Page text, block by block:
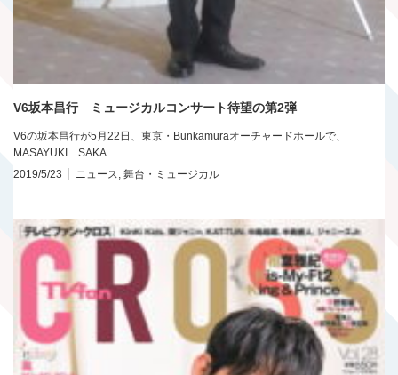
V6坂本昌行 ミュージカルコンサート待望の第2弾
V6の坂本昌行が5月22日、東京・Bunkamuraオーチャードホールで、
MASAYUKI SAKA…
2019/5/23
ニュース, 舞台・ミュージカル